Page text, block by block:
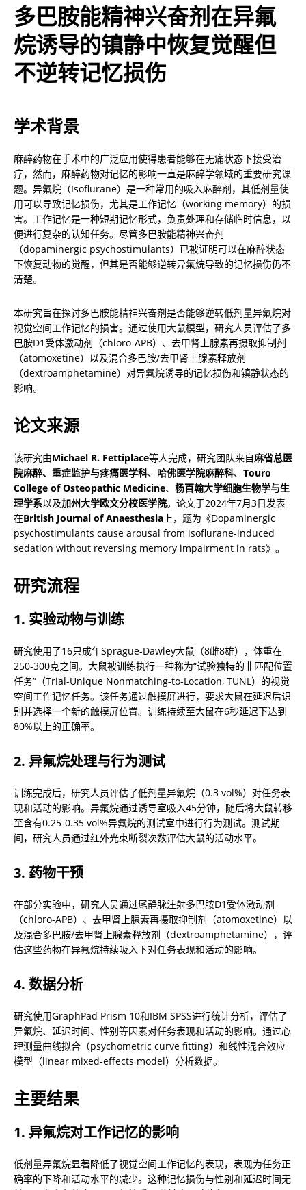
多巴胺能精神兴奋剂在异氟
烷诱导的镇静中恢复觉醒但
不逆转记忆损伤
学术背景
麻醉药物在手术中的广泛应用使得患者能够在无痛状态下接受治
疗，然而，麻醉药物对记忆的影响一直是麻醉学领域的重要研究课
题。异氟烷（Isoflurane）是一种常用的吸入麻醉剂，其低剂量使
用可以导致记忆损伤，尤其是工作记忆（working memory）的损
害。工作记忆是一种短期记忆形式，负责处理和存储临时信息，以
便进行复杂的认知任务。尽管多巴胺能精神兴奋剂
（dopaminergic psychostimulants）已被证明可以在麻醉状态
下恢复动物的觉醒，但其是否能够逆转异氟烷导致的记忆损伤仍不
清楚。
本研究旨在探讨多巴胺能精神兴奋剂是否能够逆转低剂量异氟烷对
视觉空间工作记忆的损害。通过使用大鼠模型，研究人员评估了多
巴胺D1受体激动剂（chloro-APB）、去甲肾上腺素再摄取抑制剂
（atomoxetine）以及混合多巴胺/去甲肾上腺素释放剂
（dextroamphetamine）对异氟烷诱导的记忆损伤和镇静状态的
影响。
论文来源
该研究由Michael R. Fettiplace等人完成，研究团队来自麻省总医
院麻醉、重症监护与疼痛医学科、 哈佛医学院麻醉科、 Touro
College of Osteopathic Medicine、 杨百翰大学细胞生物学与生
理学系以及加州大学欧文分校医学院。论文于2024年7月3日发表
在British Journal of Anaesthesia 上，题为《Dopaminergic
psychostimulants cause arousal from isoflurane-induced
sedation without reversing memory impairment in rats》。
研究流程
1. 实验动物与训练
研究使用了16只成年Sprague-Dawley大鼠（8雌8雄），体重在
250-300克之间。大鼠被训练执行一种称为“试验独特的非匹配位置
任务”（Trial-Unique Nonmatching-to-Location, TUNL）的视觉
空间工作记忆任务。该任务通过触摸屏进行，要求大鼠在延迟后识
别并选择一个新的触摸屏位置。训练持续至大鼠在6秒延迟下达到
80%以上的正确率。
2. 异氟烷处理与行为测试
训练完成后，研究人员评估了低剂量异氟烷（0.3 vol%）对任务表
现和活动的影响。异氟烷通过诱导室吸入45分钟，随后将大鼠转移
至含有0.25-0.35 vol%异氟烷的测试室中进行行为测试。测试期
间，研究人员通过红外光束断裂次数评估大鼠的活动水平。
3. 药物干预
在部分实验中，研究人员通过尾静脉注射多巴胺D1受体激动剂
（chloro-APB）、去甲肾上腺素再摄取抑制剂（atomoxetine）以
及混合多巴胺/去甲肾上腺素释放剂（dextroamphetamine），评
估这些药物在异氟烷持续吸入下对任务表现和活动的影响。
4. 数据分析
研究使用GraphPad Prism 10和IBM SPSS进行统计分析，评估了
异氟烷、延迟时间、性别等因素对任务表现和活动的影响。通过心
理测量曲线拟合（psychometric curve fitting）和线性混合效应
模型（linear mixed-effects model）分析数据。
主要结果
1. 异氟烷对工作记忆的影响
低剂量异氟烷显著降低了视觉空间工作记忆的表现，表现为任务正
确率的下降和活动水平的减少。这种记忆损伤与性别和延迟时间无